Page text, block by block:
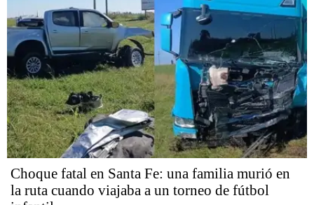
Choque fatal en Santa Fe: una familia murió en
la ruta cuando viajaba a un torneo de fútbol